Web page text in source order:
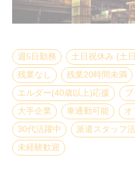
週5日勤務
土日祝休み (土
残業なし
残業20時間未満
エルダー(40歳以上)応援
大手企業
車通勤可能 オ
30代活躍中
派遣スタッフ
未経験歓迎